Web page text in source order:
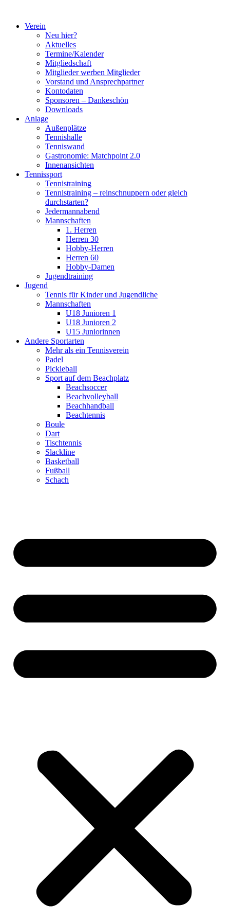
springenVerein
Neu hier?
Aktuelles
Termine/Kalender
Mitgliedschaft
Mitglieder werben Mitglieder
Vorstand und Ansprechpartner
Kontodaten
Sponsoren – Dankeschön
Downloads
Anlage
Außenplätze
Tennishalle
Tenniswand
Gastronomie: Matchpoint 2.0
Innenansichten
Tennissport
Tennistraining
Tennistraining – reinschnuppern oder gleich
durchstarten?
Jedermannabend
Mannschaften
1. Herren
Herren 30
Hobby-Herren
Herren 60
Hobby-Damen
Jugendtraining
Jugend
Tennis für Kinder und Jugendliche
Mannschaften
U18 Junioren 1
U18 Junioren 2
U15 Juniorinnen
Andere Sportarten
Mehr als ein Tennisverein
Padel
Pickleball
Sport auf dem Beachplatz
Beachsoccer
Beachvolleyball
Beachhandball
Beachtennis
Boule
Dart
Tischtennis
Slackline
Basketball
Fußball
Schach